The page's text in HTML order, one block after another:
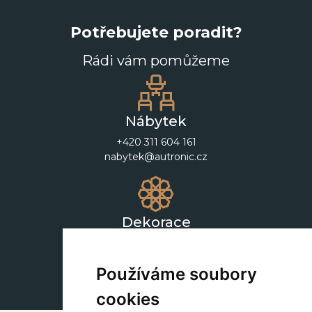
Používáme soubory
cookies
Potřebujete poradit?
Rádi vám pomůžeme
Nábytek
+420 311 604 161
nabytek@autronic.cz
Dekorace